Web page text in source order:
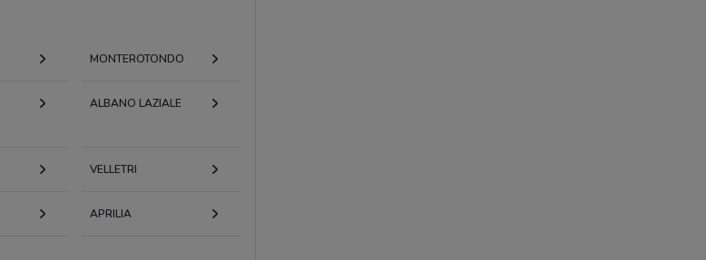
MONTEROTONDO
ALBANO LAZIALE
VELLETRI
APRILIA